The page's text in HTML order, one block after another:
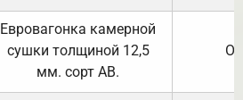
Евровагонка камерной
сушки толщиной 12,5
мм. сорт АВ.